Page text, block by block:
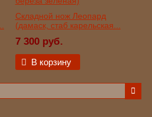
Складной нож Леопард
(дамаск, стаб карельская...
7 300 руб.
В корзину